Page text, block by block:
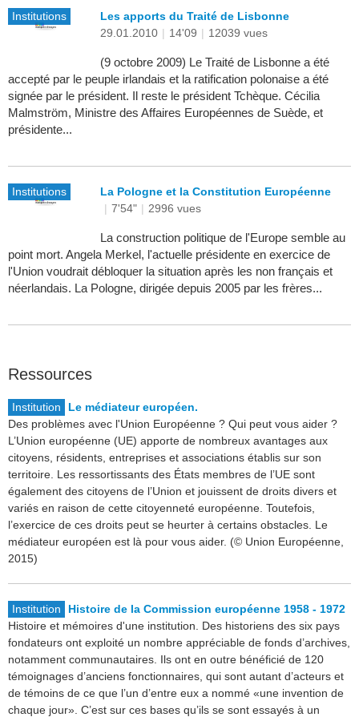
Institutions
Les apports du Traité de Lisbonne
29.01.2010 | 14'09 | 12039 vues
(9 octobre 2009) Le Traité de Lisbonne a été
accepté par le peuple irlandais et la ratification polonaise a été
signée par le président. Il reste le président Tchèque. Cécilia
Malmström, Ministre des Affaires Européennes de Suède, et
présidente...
Institutions
La Pologne et la Constitution Européenne
| 7'54" | 2996 vues
La construction politique de l'Europe semble au
point mort. Angela Merkel, l'actuelle présidente en exercice de
l'Union voudrait débloquer la situation après les non français et
néerlandais. La Pologne, dirigée depuis 2005 par les frères...
Ressources
Institution
Le médiateur européen.
Des problèmes avec l'Union Européenne ? Qui peut vous aider ?
L’Union européenne (UE) apporte de nombreux avantages aux
citoyens, résidents, entreprises et associations établis sur son
territoire. Les ressortissants des États membres de l’UE sont
également des citoyens de l’Union et jouissent de droits divers et
variés en raison de cette citoyenneté européenne. Toutefois,
l’exercice de ces droits peut se heurter à certains obstacles. Le
médiateur européen est là pour vous aider. (© Union Européenne,
2015)
Institution
Histoire de la Commission européenne 1958 - 1972
Histoire et mémoires d'une institution. Des historiens des six pays
fondateurs ont exploité un nombre appréciable de fonds d’archives,
notamment communautaires. Ils ont en outre bénéficié de 120
témoignages d’anciens fonctionnaires, qui sont autant d’acteurs et
de témoins de ce que l’un d’entre eux a nommé «une invention de
chaque jour». C’est sur ces bases qu’ils se sont essayés à un